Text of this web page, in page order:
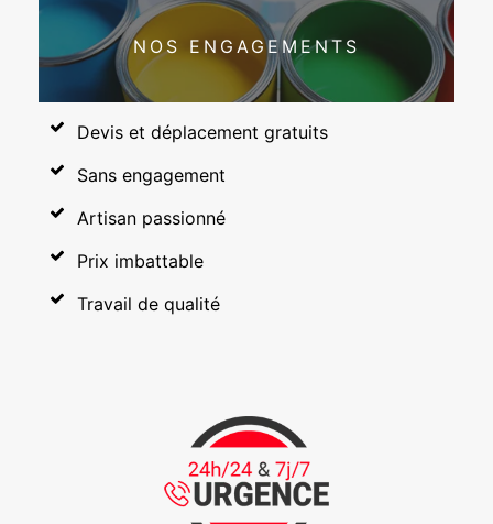
NOS ENGAGEMENTS
Devis et déplacement gratuits
Sans engagement
Artisan passionné
Prix imbattable
Travail de qualité